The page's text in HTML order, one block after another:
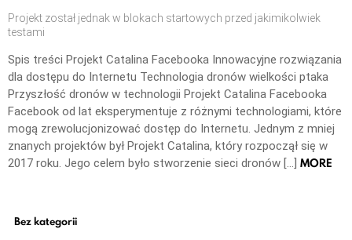
Projekt został jednak w blokach startowych przed jakimikolwiek
testami
Spis treści Projekt Catalina Facebooka Innowacyjne rozwiązania
dla dostępu do Internetu Technologia dronów wielkości ptaka
Przyszłość dronów w technologii Projekt Catalina Facebooka
Facebook od lat eksperymentuje z różnymi technologiami, które
mogą zrewolucjonizować dostęp do Internetu. Jednym z mniej
znanych projektów był Projekt Catalina, który rozpoczął się w
2017 roku. Jego celem było stworzenie sieci dronów […] MORE
Bez kategorii